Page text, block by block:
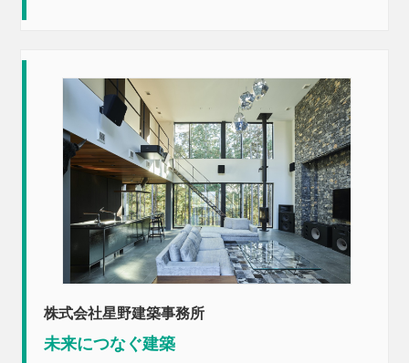
株式会社星野建築事務所
未来につなぐ建築